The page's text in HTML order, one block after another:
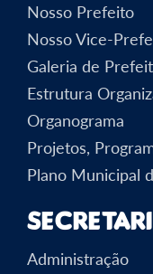
Nosso Prefeito
Nosso Vice-
Galeria de
Estrutura
Organograma
Projetos,
Plano Municipal
Administração